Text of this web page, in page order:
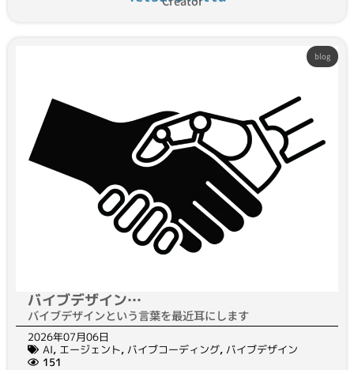
blog
バイブデザイン…
バイブデザインという言葉を最近耳にします
2026年07月06日
AI, エージェント, バイブコーディング, バイブデザイン
151